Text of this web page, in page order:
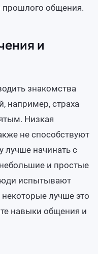
прошлого общения.
и
знакомства
например, страха
Низкая
не способствуют
начинать с
и простые
испытывают
лучше это
навыки общения и